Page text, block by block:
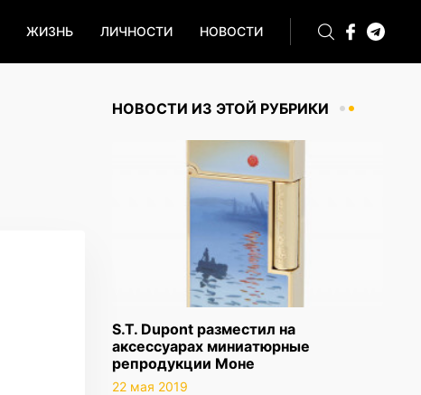
ЖИЗНЬ ЛИЧНОСТИ НОВОСТИ
НОВОСТИ ИЗ ЭТОЙ РУБРИКИ
S.T. Dupont разместил на
аксессуарах миниатюрные
репродукции Моне
22 мая 2019